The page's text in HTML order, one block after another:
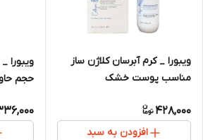
ویبورا _ کرم آبرسان کلاژن ساز
مناسب پوست خشک
428,000
افزودن به سبد
حجم حاوی ویتامین C